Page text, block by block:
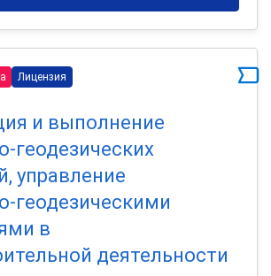
Лицензия
и выполнение
геодезических
управление
геодезическими
в
деятельности